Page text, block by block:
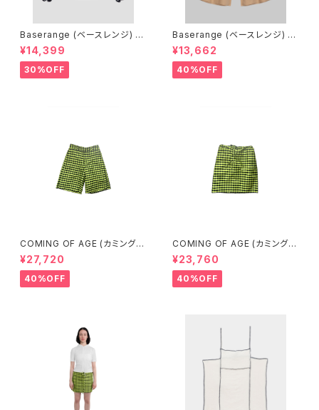
Baserange (ベースレンジ) PI
CTORIAL SKIRT (BLACK)
¥14,399
30%OFF
Baserange (ベースレンジ) C
ABLE PANTS (MARBLE BRO
WN)
¥13,662
40%OFF
COMING OF AGE (カミングオ
ブエイジ) FLARED SHORTS
（GINGHAM LIME/BLACK）
¥27,720
40%OFF
COMING OF AGE (カミングオ
ブエイジ) DRAWSTRING MID
I SKIRT（GINGHAM LIME/BL
ACK）
¥23,760
40%OFF